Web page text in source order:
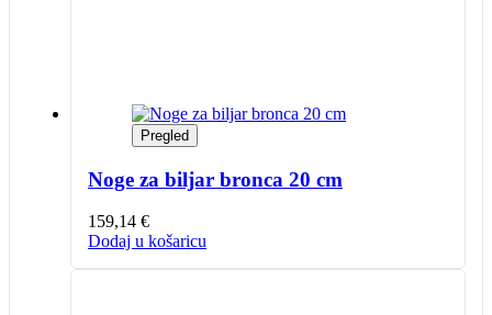
Pregled
Noge za biljar bronca 20 cm
159,14 €
Dodaj u košaricu